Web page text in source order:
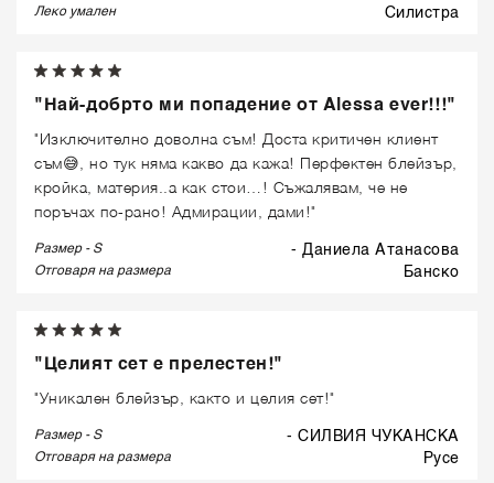
Леко умален силистра
"Най-добрто ми попадение от Alessa ever!!!"
"Изключително доволна съм! Доста критичен клиент
съм😅, но тук няма какво да кажа! Перфектен блейзър,
кройка, материя..а как стои…! Съжалявам, че не
поръчах по-рано! Адмирации, дами!"
Размер - S - Даниела Атанасова
Отговаря на размера банско
"Целият сет е прелестен!"
"Уникален блейзър, както и целия сет!"
Размер - S - СИЛВИЯ ЧУКАНСКА
Отговаря на размера русе